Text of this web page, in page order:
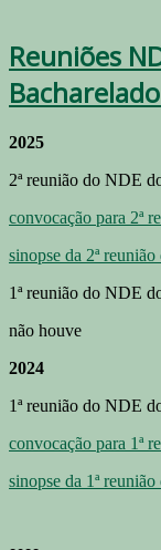
Reuniões
2025
2ª reunião do NDE
convocação para 2ª
sinopse da 2ª
1ª reunião do NDE
não houve
2024
1ª reunião do NDE
convocação para 1ª
sinopse da 1ª